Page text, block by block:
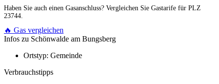
Haben Sie auch einen Gasanschluss? Vergleichen Sie Gastarife für PLZ
23744.
🔥 Gas vergleichen
Infos zu Schönwalde am Bungsberg
Ortstyp: Gemeinde
Verbrauchstipps